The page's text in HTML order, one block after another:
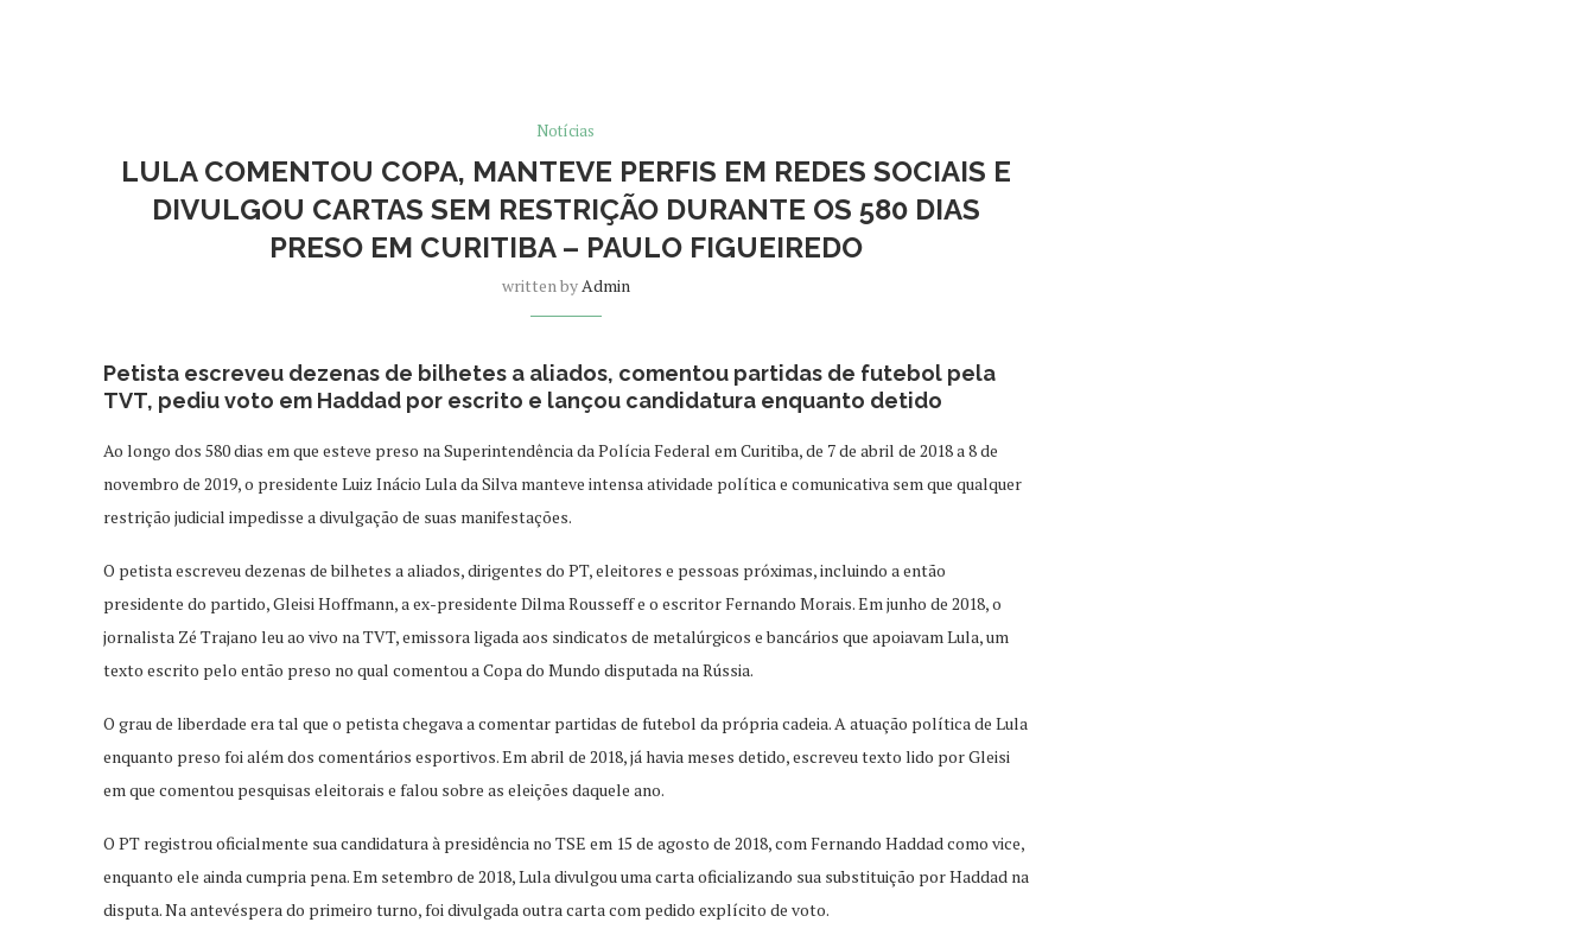
Notícias
LULA COMENTOU COPA, MANTEVE PERFIS EM REDES SOCIAIS E
DIVULGOU CARTAS SEM RESTRIÇÃO DURANTE OS 580 DIAS
PRESO EM CURITIBA – PAULO FIGUEIREDO
written byAdmin
Petista escreveu dezenas de bilhetes a aliados, comentou partidas de futebol pela
TVT, pediu voto em Haddad por escrito e lançou candidatura enquanto detido
Ao longo dos 580 dias em que esteve preso na Superintendência da Polícia Federal em Curitiba, de 7 de abril de 2018 a 8 de
novembro de 2019, o presidente Luiz Inácio Lula da Silva manteve intensa atividade política e comunicativa sem que qualquer
restrição judicial impedisse a divulgação de suas manifestações.
O petista escreveu dezenas de bilhetes a aliados, dirigentes do PT, eleitores e pessoas próximas, incluindo a então
presidente do partido, Gleisi Hoffmann, a ex-presidente Dilma Rousseff e o escritor Fernando Morais. Em junho de 2018, o
jornalista Zé Trajano leu ao vivo na TVT, emissora ligada aos sindicatos de metalúrgicos e bancários que apoiavam Lula, um
texto escrito pelo então preso no qual comentou a Copa do Mundo disputada na Rússia.
O grau de liberdade era tal que o petista chegava a comentar partidas de futebol da própria cadeia. A atuação política de Lula
enquanto preso foi além dos comentários esportivos. Em abril de 2018, já havia meses detido, escreveu texto lido por Gleisi
em que comentou pesquisas eleitorais e falou sobre as eleições daquele ano.
O PT registrou oficialmente sua candidatura à presidência no TSE em 15 de agosto de 2018, com Fernando Haddad como vice,
enquanto ele ainda cumpria pena. Em setembro de 2018, Lula divulgou uma carta oficializando sua substituição por Haddad na
disputa. Na antevéspera do primeiro turno, foi divulgada outra carta com pedido explícito de voto.